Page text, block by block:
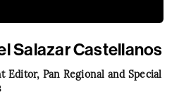
Salazar Castellanos
Editor, Pan Regional and Special